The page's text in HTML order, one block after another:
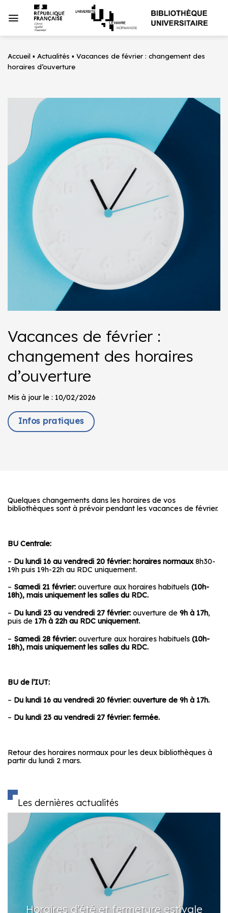
au
Accueil ▪ Actualités ▪ Vacances de février : changement des
horaires d’ouverture
Vacances de février :
changement des horaires
d’ouverture
Mis à jour le : 10/02/2026
Infos pratiques
Quelques changements dans les horaires de vos
bibliothèques sont à prévoir pendant les vacances de février.
BU Centrale:
– Du lundi 16 au vendredi 20 février: horaires normaux8h30-
19h puis 19h-22h au RDC uniquement.
– Samedi 21 février: ouverture aux horaires habituels (10h-
18h), mais uniquement les salles du RDC.
– Du lundi 23 au vendredi 27 février: ouverture de 9h à 17h,
puis de 17h à 22h au RDC uniquement.
– Samedi 28 février: ouverture aux horaires habituels (10h-
18h), mais uniquement les salles du RDC.
BU de l’IUT:
– Du lundi 16 au vendredi 20 février: ouverture de 9h à 17h.
– Du lundi 23 au vendredi 27 février: fermée.
Retour des horaires normaux pour les deux bibliothèques à
partir du lundi 2 mars.
Les dernières actualités
d’été et fermeture estivale